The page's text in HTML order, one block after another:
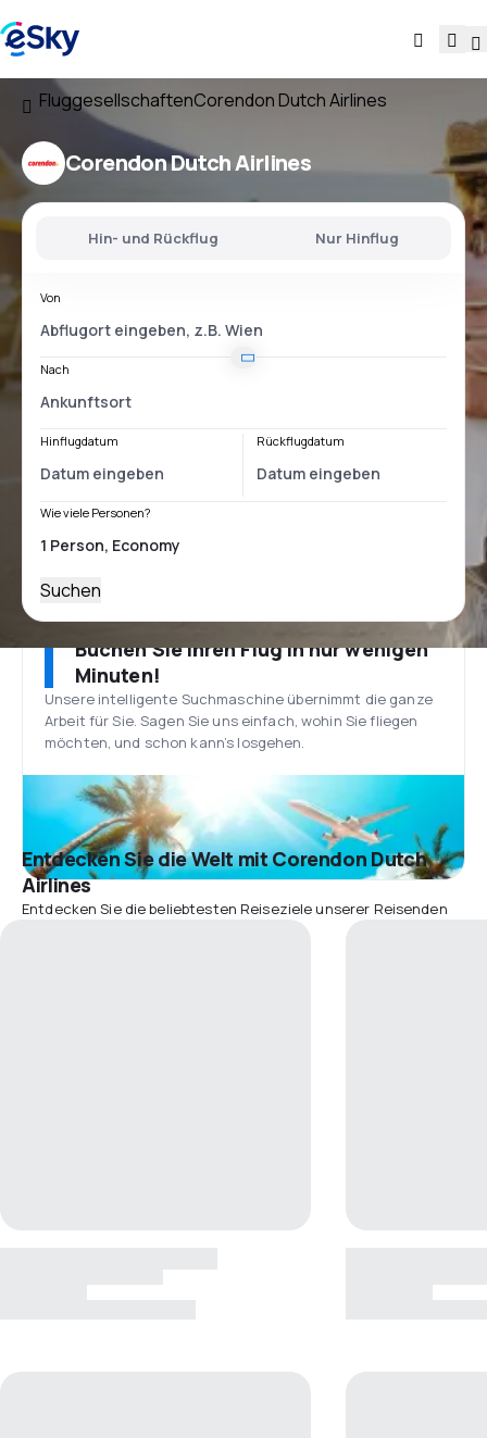
FluggesellschaftenCorendon Dutch Airlines
Corendon Dutch Airlines
Hin- und Rückflug Nur Hinflug
Von
Nach
Hinflugdatum Rückflugdatum
Wie viele Personen?
Suchen
Buchen Sie Ihren Flug in nur wenigen
Minuten!
Unsere intelligente Suchmaschine übernimmt die ganze
Arbeit für Sie. Sagen Sie uns einfach, wohin Sie fliegen
möchten, und schon kann’s losgehen.
Entdecken Sie die Welt mit Corendon Dutch
Airlines
Entdecken Sie die beliebtesten Reiseziele unserer Reisenden